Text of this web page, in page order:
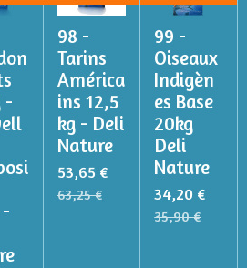
-
98 -
Tarins
América
ins 12,5
kg - Deli
Nature
53,65 €
63,25 €
99 -
Oiseaux
Indigèn
es Base
20kg
Deli
Nature
34,20 €
35,90 €